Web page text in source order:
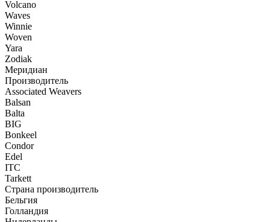
Volcano
Waves
Winnie
Woven
Yara
Zodiak
Меридиан
Производитель
Associated Weavers
Balsan
Balta
BIG
Bonkeel
Condor
Edel
ITC
Tarkett
Страна производитель
Бельгия
Голландия